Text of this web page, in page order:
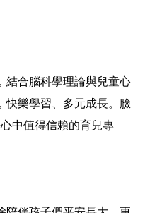
結合腦科學理論與兒童心
快樂學習、多元成長。臉
中值得信賴的育兒專